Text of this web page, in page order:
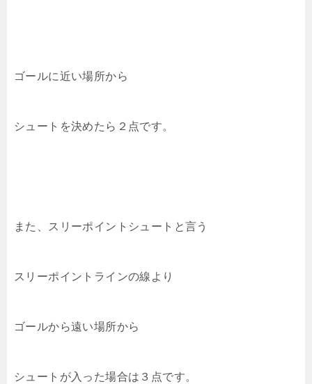
ゴールに近い場所から
シュートを決めたら２点です。
また、スリーポイントシュートと言う
スリーポイントラインの線より
ゴールから遠い場所から
シュートが入った場合は３点です。